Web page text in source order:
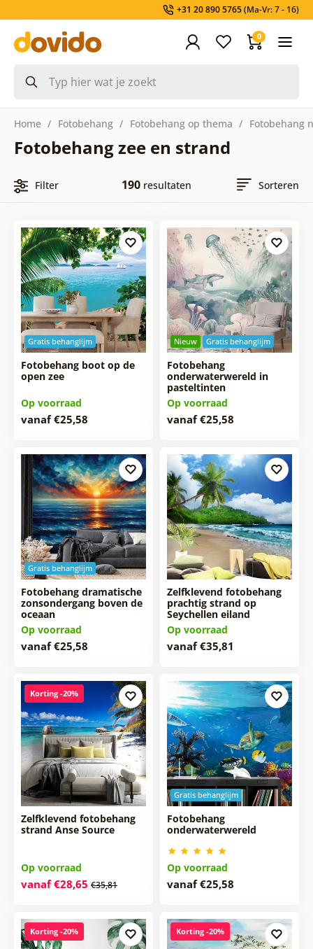
+31 20 890 5765(Ma-Vr: 7 - 16)
0
Home Fotobehang Fotobehang op thema Fotobehang
Fotobehang zee en strand
Filter 190 resultaten Sorteren
Gratis behanglijm
Fotobehang boot op de
open zee
Op voorraad
vanaf €25,58
Nieuw Gratis behanglijm
Fotobehang
onderwaterwereld in
pasteltinten
Op voorraad
vanaf €25,58
Gratis behanglijm
Fotobehang dramatische
zonsondergang boven de
oceaan
Op voorraad
vanaf €25,58
Zelfklevend fotobehang
prachtig strand op
Seychellen eiland
Op voorraad
vanaf €35,81
Korting -20%
Zelfklevend fotobehang
strand Anse Source
Op voorraad
vanaf €28,65 €35,81
Gratis behanglijm
Fotobehang
onderwaterwereld
Op voorraad
vanaf €25,58
Korting -20% Korting -20%